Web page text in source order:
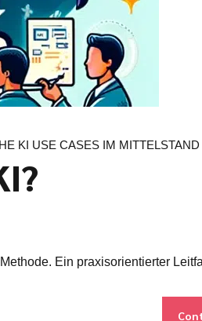
KI USE CASES IM MITTELSTAND
Ein praxisorientierter
Erfahren Sie
Julian